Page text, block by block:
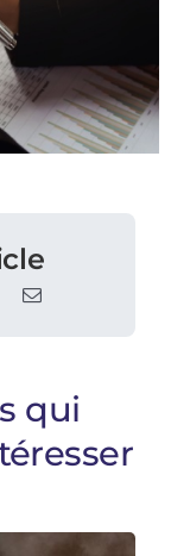
qui